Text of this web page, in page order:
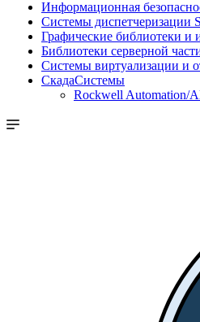
Информационная
Системы диспетчеризации
Графические библиотеки и
Библиотеки серверной
Системы виртуализации и
СкадаСистемы
Rockwell Automation/